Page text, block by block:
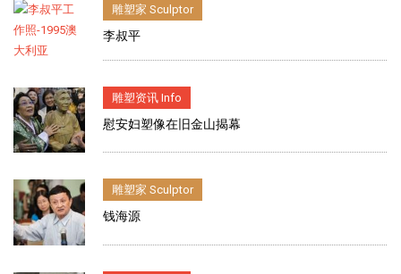
雕塑家 Sculptor
李叔平
雕塑资讯 Info
慰安妇塑像在旧金山揭幕
雕塑家 Sculptor
钱海源